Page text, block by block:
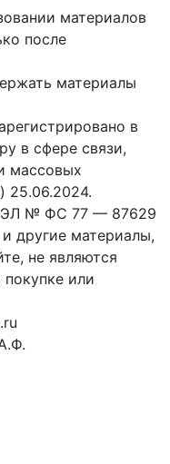
материалов
после
материалы
в
в сфере связи,
массовых
25.06.2024.
ЭЛ № ФС 77 — 87629
другие материалы,
не являются
или